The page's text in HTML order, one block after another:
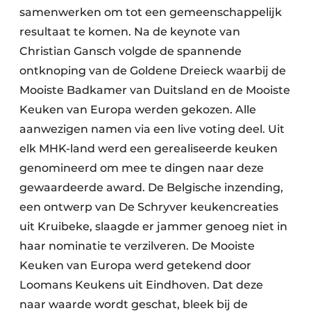
samenwerken om tot een gemeenschappelijk
resultaat te komen. Na de keynote van
Christian Gansch volgde de spannende
ontknoping van de Goldene Dreieck waarbij de
Mooiste Badkamer van Duitsland en de Mooiste
Keuken van Europa werden gekozen. Alle
aanwezigen namen via een live voting deel. Uit
elk MHK-land werd een gerealiseerde keuken
genomineerd om mee te dingen naar deze
gewaardeerde award. De Belgische inzending,
een ontwerp van De Schryver keukencreaties
uit Kruibeke, slaagde er jammer genoeg niet in
haar nominatie te verzilveren. De Mooiste
Keuken van Europa werd getekend door
Loomans Keukens uit Eindhoven. Dat deze
naar waarde wordt geschat, bleek bij de